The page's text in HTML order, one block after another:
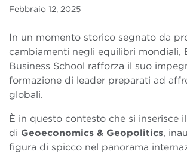
Febbraio 12, 2025
In un momento storico segnato da
cambiamenti negli equilibri mondiali,
Business School rafforza il suo
formazione di leader preparati ad
globali.
È in questo contesto che si inserisce
di Geoeconomics & Geopolitics,
figura di spicco nel panorama